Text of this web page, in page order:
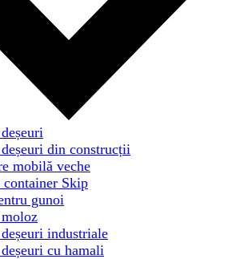
din construcții
mobilă veche
Skip
gunoi
industriale
cu hamali